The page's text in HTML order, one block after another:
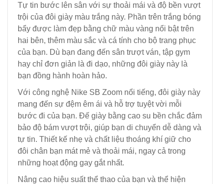
Tự tin bước lên sân với sự thoải mái và độ bền vượt
trội của đôi giày màu trắng này. Phần trên trắng bóng
bẩy được làm đẹp bằng chữ màu vàng nổi bật trên
hai bên, thêm màu sắc và cá tính cho bộ trang phục
của bạn. Dù bạn đang đến sân trượt ván, tập gym
hay chỉ đơn giản là đi dạo, những đôi giày này là
bạn đồng hành hoàn hảo.
Với công nghệ Nike SB Zoom nổi tiếng, đôi giày này
mang đến sự đệm êm ái và hỗ trợ tuyệt vời mỗi
bước đi của bạn. Đế giày bằng cao su bền chắc đảm
bảo độ bám vượt trội, giúp bạn di chuyển dễ dàng và
tự tin. Thiết kế nhẹ và chất liệu thoáng khí giữ cho
đôi chân bạn mát mẻ và thoải mái, ngay cả trong
những hoạt động gay gắt nhất.
Nâng cao hiệu suất thể thao của bạn và thể hiện